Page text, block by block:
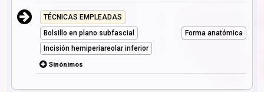
TÉCNICAS EMPLEADAS
Bolsillo en plano subfascial
Forma anatómica
Incisión hemiperiareolar inferior
Sinónimos